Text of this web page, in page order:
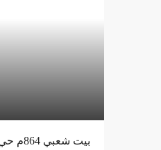
بيت شعبي 864م حي البساتين الشرقي – بريدة